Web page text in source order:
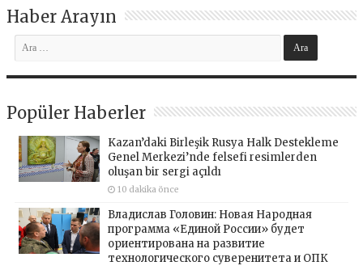
Haber Arayın
Popüler Haberler
Kazan’daki Birleşik Rusya Halk Destekleme
Genel Merkezi’nde felsefi resimlerden
oluşan bir sergi açıldı
10 dakika önce
Владислав Головин: Новая Народная
программа «Единой России» будет
ориентирована на развитие
технологического суверенитета и ОПК